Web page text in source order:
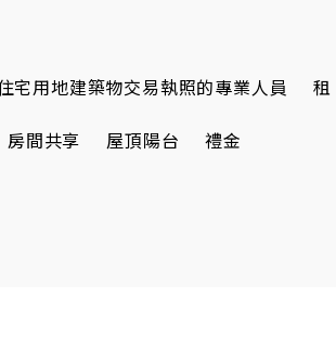
宅用地建築物交易執照的專業人員 租
房間共享 屋頂陽台 禮金